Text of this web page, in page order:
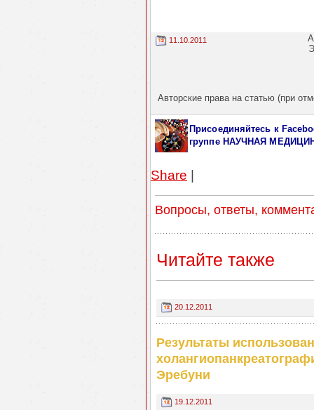
11.10.2011
Авторские права на статью (при
Присоединяйтесь к
группе НАУЧНАЯ
Share |
Вопросы, ответы,
Читайте также
20.12.2011
Результаты
Эребуни
19.12.2011